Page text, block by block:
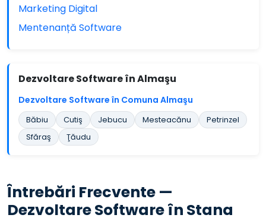
Marketing Digital
Mentenanță Software
Dezvoltare Software în Almaşu
Dezvoltare Software în Comuna Almaşu
Băbiu Cutiş Jebucu Mesteacănu
Petrinzel
Sfăraş
Ţăudu
Întrebări Frecvente —
Dezvoltare Software în Stana